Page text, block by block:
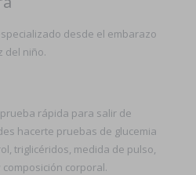
desde el embarazo
del niño.
rápida para salir de
hacerte pruebas de glucemia
triglicéridos, medida de pulso,
corporal.